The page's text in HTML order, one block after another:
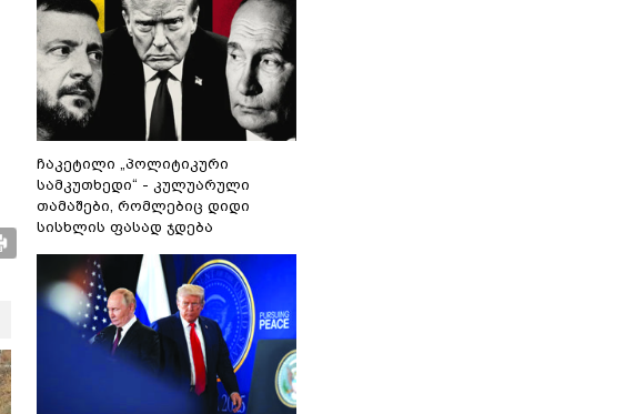
ჩაკეტილი „პოლიტიკური
სამკუთხედი“ - კულუარული
თამაშები, რომლებიც დიდი
სისხლის ფასად ჯდება